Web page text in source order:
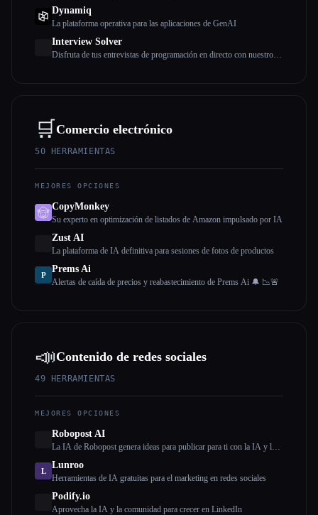
configuración
Dynamiq
La plataforma operativa para las aplicaciones de GenAI
Interview Solver
Disfruta de tus entrevistas de programación en directo con nuestro
🛒Comercio electrónico
50 HERRAMIENTAS
MEJORES OPCIONES
CopyMonkey
Su experto en optimización de listados de Amazon impulsado por IA
Zust AI
La plataforma de IA definitiva para sesiones de fotos de productos
P
Prems Ai
Alertas de caída de precios y reabastecimiento de Prems Ai 🔔 📉🚨
📣Contenido de redes sociales
49 HERRAMIENTAS
MEJORES OPCIONES
Robopost AI
La IA de Robopost genera ideas para publicar para ti con la IA y las
L
Lunroo
Herramientas de IA gratuitas para el marketing en redes sociales
Podify.io
Aprovecha la IA y la comunidad para crecer en LinkedIn